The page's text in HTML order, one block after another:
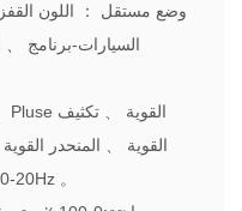
وضع مستقل ： اللون
السيارات-برنامج 、
Pluse القوية 、 تكثيف
القوية 、 المنحدر القوية
20Hz 。